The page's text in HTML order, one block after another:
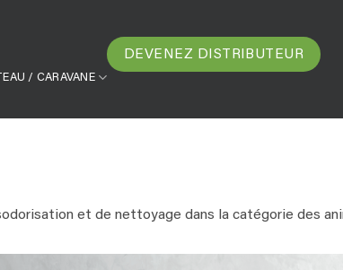
/ CARAVANE
DEVENEZ DISTRIBUTEUR
et de nettoyage dans la catégorie des